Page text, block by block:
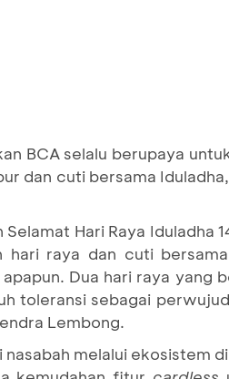
BCA selalu berupaya
dan cuti bersama
Hari Raya Iduladha
hari raya dan cuti
Dua hari raya yang
toleransi sebagai
Lembong.
melalui ekosistem